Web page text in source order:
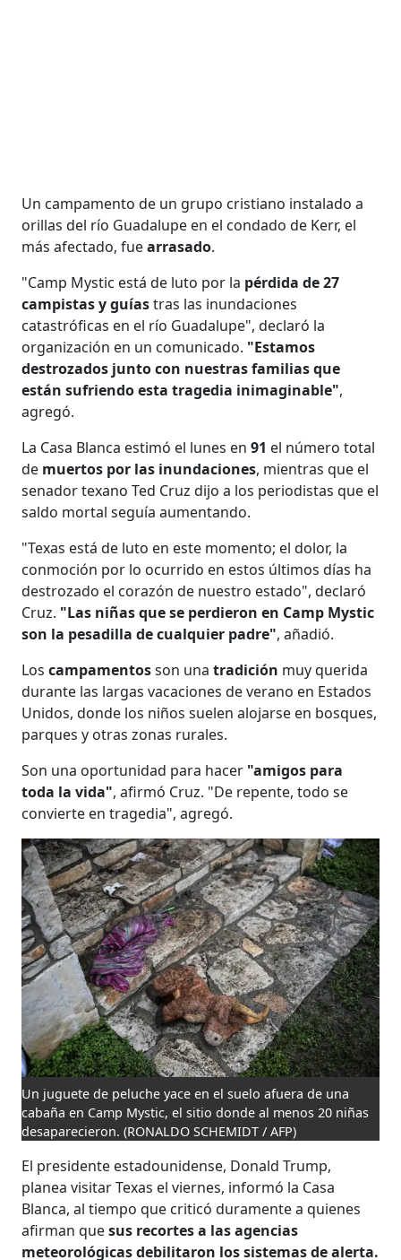
Un campamento de un grupo cristiano instalado a
orillas del río Guadalupe en el condado de Kerr, el
más afectado, fuearrasado.
"Camp Mystic está de luto por la pérdida de 27
campistas y guíastras las inundaciones
catastróficas en el río Guadalupe", declaró la
organización en un comunicado. "Estamos
destrozados junto con nuestras familias que
están sufriendo esta tragedia inimaginable",
agregó.
La Casa Blanca estimó el lunes en91 el número total
de muertos por las inundaciones, mientras que el
senador texano Ted Cruz dijo a los periodistas que el
saldo mortal seguía aumentando.
"Texas está de luto en este momento; el dolor, la
conmoción por lo ocurrido en estos últimos días ha
destrozado el corazón de nuestro estado", declaró
Cruz. "Las niñas que se perdieron en Camp Mystic
son la pesadilla de cualquier padre", añadió.
Loscampamentosson unatradición muy querida
durante las largas vacaciones de verano en Estados
Unidos, donde los niños suelen alojarse en bosques,
parques y otras zonas rurales.
Son una oportunidad para hacer "amigos para
toda la vida", afirmó Cruz. "De repente, todo se
convierte en tragedia", agregó.
Un juguete de peluche yace en el suelo afuera de una
cabaña en Camp Mystic, el sitio donde al menos 20 niñas
desaparecieron. (RONALDO SCHEMIDT / AFP)
El presidente estadounidense, Donald Trump,
planea visitar Texas el viernes, informó la Casa
Blanca, al tiempo que criticó duramente a quienes
afirman quesus recortes a las agencias
meteorológicas debilitaron los sistemas de alerta.